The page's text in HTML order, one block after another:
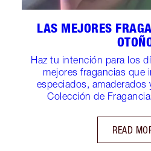
LAS MEJORES
Haz tu intención para los
mejores fragancias que
especiados, amaderados
Colección de
READ